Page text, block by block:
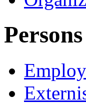
Persons